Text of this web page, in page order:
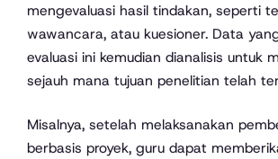
mengevaluasi hasil tindakan, seperti
wawancara, atau kuesioner. Data
evaluasi ini kemudian dianalisis untuk
sejauh mana tujuan penelitian telah
Misalnya, setelah melaksanakan
berbasis proyek, guru dapat